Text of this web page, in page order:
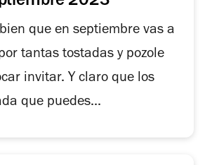
que en septiembre vas a
tantas tostadas y pozole
invitar. Y claro que los
que puedes...